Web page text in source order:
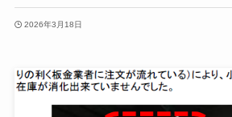
2026年3月18日